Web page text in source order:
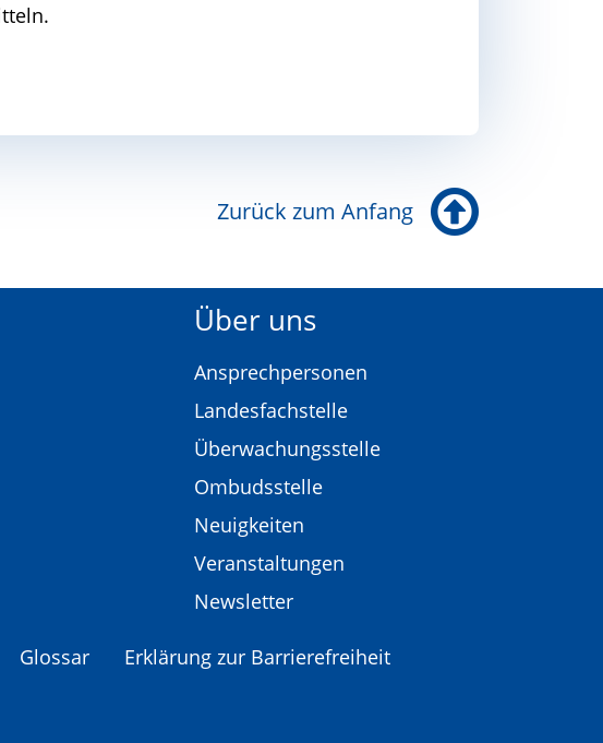
Zurück zum Anfang
Über uns
Ansprechpersonen
Landesfachstelle
Überwachungsstelle
Ombudsstelle
Neuigkeiten
Veranstaltungen
Newsletter
Glossar Erklärung zur Barrierefreiheit